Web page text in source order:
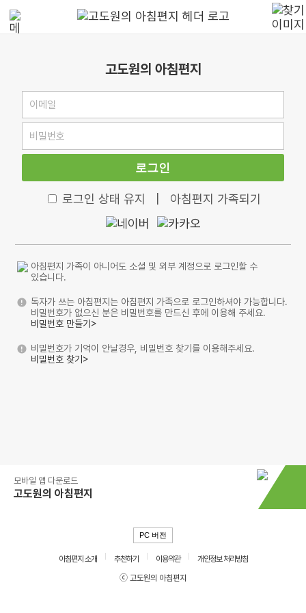
고도원의 아침편지
로그인
로그인 상태 유지 아침편지 가족되기
아침편지 가족이 아니어도 소셜 및 외부 계정으로 로그인할 수
있습니다.
독자가 쓰는 아침편지는 아침편지 가족으로 로그인하셔야 가능합니다.
비밀번호가 없으신 분은 비밀번호를 만드신 후에 이용해 주세요.
비밀번호 만들기>
비밀번호가 기억이 안날경우, 비밀번호 찾기를 이용해주세요.
비밀번호 찾기>
모바일 앱 다운로드
고도원의 아침편지
PC 버전
아침편지 소개 추천하기 이용약관
개인정보 처리방침
ⓒ 고도원의 아침편지